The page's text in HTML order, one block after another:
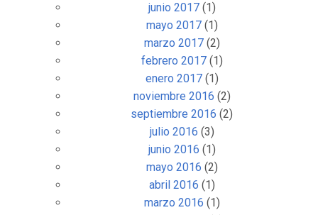
junio 2017(1)
mayo 2017(1)
marzo 2017(2)
febrero 2017(1)
enero 2017(1)
noviembre 2016 (2)
septiembre 2016 (2)
julio 2016 (3)
junio 2016 (1)
mayo 2016 (2)
abril 2016 (1)
marzo 2016 (1)